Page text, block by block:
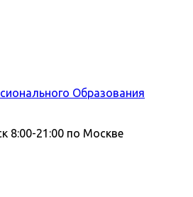
Образования
8:00-21:00 по Москве